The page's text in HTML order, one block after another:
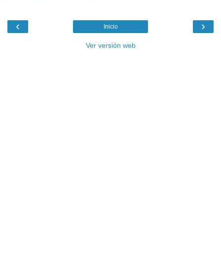
‹ ›
Inicio
Ver versión web